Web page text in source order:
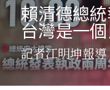
分類
焦點新聞
觀點評析
關於
服務
賴清德總
台灣是一
記者江明坤報導